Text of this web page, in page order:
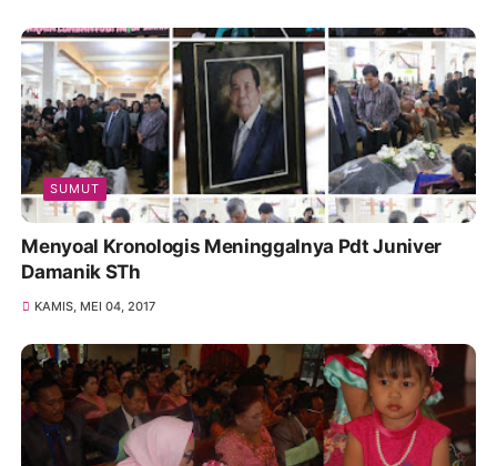
SUMUT
Menyoal Kronologis Meninggalnya Pdt Juniver
Damanik STh
KAMIS, MEI 04, 2017